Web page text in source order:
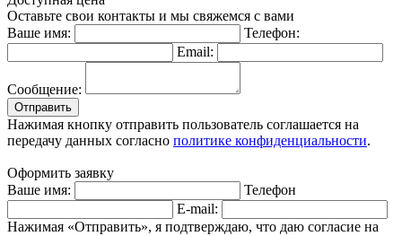
Оставьте свои контакты и мы свяжемся с вами
Ваше имя:
Телефон:
Email:
Сообщение:
Отправить
Нажимая кнопку отправить пользователь соглашается на
передачу данных согласно политике конфиденциальности.
Оформить заявку
Ваше имя:
Телефон
E-mail:
Нажимая «Отправить», я подтверждаю, что даю согласие на